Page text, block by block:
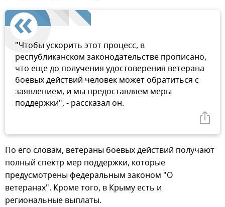
"Чтобы ускорить этот процесс, в
республиканском законодательстве прописано,
что еще до получения удостоверения ветерана
боевых действий человек может обратиться с
заявлением, и мы предоставляем меры
поддержки", - рассказал он.
По его словам, ветераны боевых действий получают
полный спектр мер поддержки, которые
предусмотрены федеральным законом "О
ветеранах". Кроме того, в Крыму есть и
региональные выплаты.